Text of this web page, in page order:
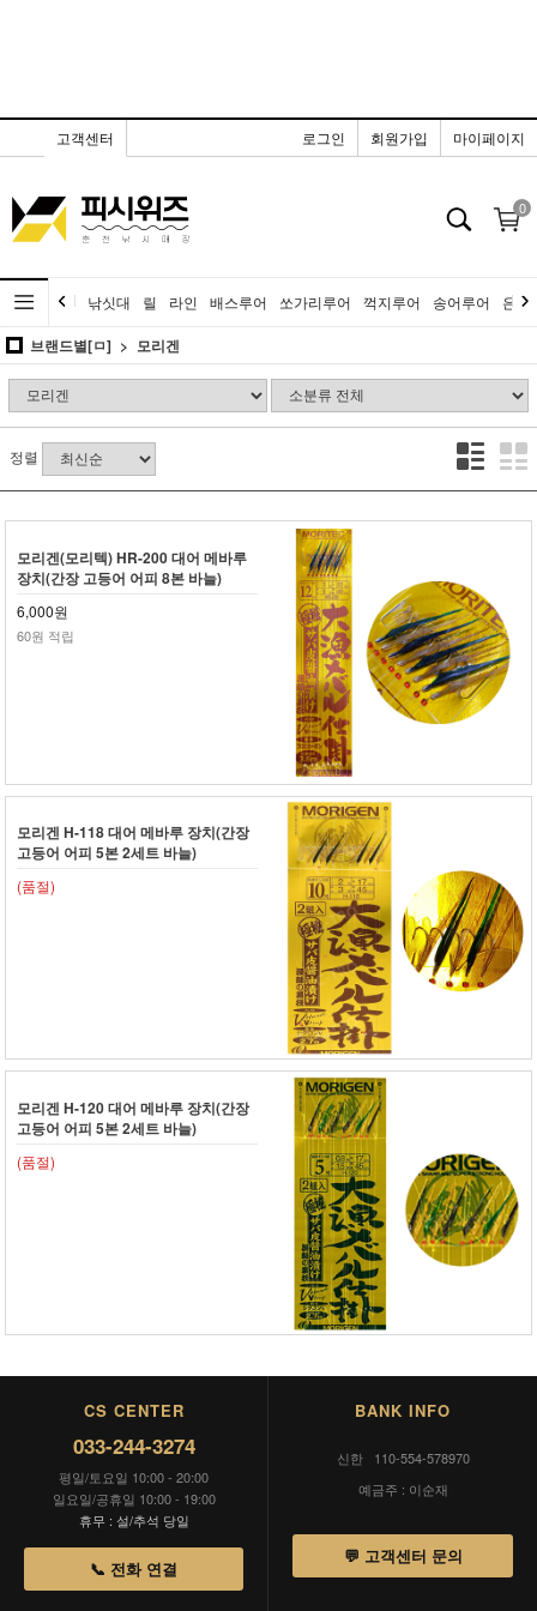
고객센터 로그인 회원가입 마이페이지
0
낚싯대 릴 라인 배스루어 쏘가리루어 꺽지루어 송어루어 은어
브랜드별[ㅁ] 모리겐
정렬
모리겐(모리텍) HR-200 대어 메바루
장치(간장 고등어 어피 8본 바늘)
6,000원
60원 적립
모리겐 H-118 대어 메바루 장치(간장
고등어 어피 5본 2세트 바늘)
(품절)
모리겐 H-120 대어 메바루 장치(간장
고등어 어피 5본 2세트 바늘)
(품절)
CS CENTER
033-244-3274
평일/토요일 10:00 - 20:00
일요일/공휴일 10:00 - 19:00
휴무 : 설/추석 당일
📞 전화 연결
BANK INFO
신한 110-554-578970
예금주 : 이순재
💬 고객센터 문의